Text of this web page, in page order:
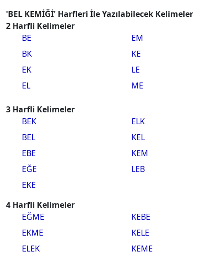
'BEL KEMİĞİ' Harfleri İle Yazılabilecek Kelimeler
2 Harfli Kelimeler
BE
BK
EK
EL
EM
KE
LE
ME
3 Harfli Kelimeler
BEK
BEL
EBE
EĞE
EKE
ELK
KEL
KEM
LEB
4 Harfli Kelimeler
EĞME
EKME
ELEK
KEBE
KELE
KEME